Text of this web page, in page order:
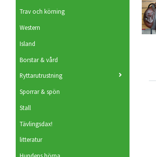
Trav och körning
Western
Island
Borstar & vård
Ryttarutrustning
Sporrar & spön
Stall
Tävlingsdax!
litteratur